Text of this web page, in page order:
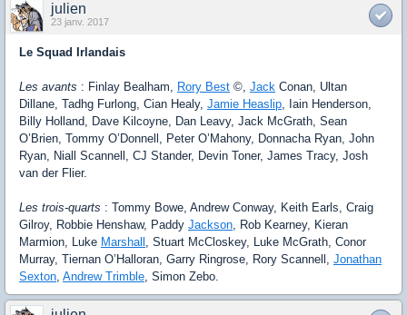
julien
23 janv. 2017
Le Squad Irlandais
Les avants : Finlay Bealham, Rory Best ©, Jack Conan, Ultan
Dillane, Tadhg Furlong, Cian Healy, Jamie Heaslip, Iain Henderson,
Billy Holland, Dave Kilcoyne, Dan Leavy, Jack McGrath, Sean
O’Brien, Tommy O’Donnell, Peter O’Mahony, Donnacha Ryan, John
Ryan, Niall Scannell, CJ Stander, Devin Toner, James Tracy, Josh
van der Flier.
Les trois-quarts : Tommy Bowe, Andrew Conway, Keith Earls, Craig
Gilroy, Robbie Henshaw, Paddy Jackson, Rob Kearney, Kieran
Marmion, Luke Marshall , Stuart McCloskey, Luke McGrath, Conor
Murray, Tiernan O’Halloran, Garry Ringrose, Rory Scannell, Jonathan
Sexton, Andrew Trimble, Simon Zebo.